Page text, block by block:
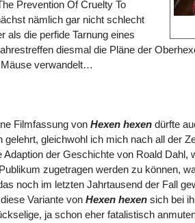
Prevention Of Cruelty To
nämlich gar nicht schlecht
als die perfide Tarnung eines
diesmal die Pläne der
verwandelt…
Filmfassung von Hexen hexen dürfte
gelehrt, gleichwohl ich mich nach all der
Adaption der Geschichte von Roald
zugetragen werden zu können,
noch im letzten Jahrtausend der Fall
Variante von Hexen hexen sich bei
ja schon eher fatalistisch